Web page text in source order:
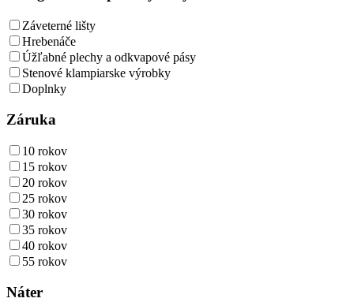
Záveterné lišty
Hrebenáče
Úžľabné plechy a odkvapové pásy
Stenové klampiarske výrobky
Doplnky
Záruka
10 rokov
15 rokov
20 rokov
25 rokov
30 rokov
35 rokov
40 rokov
55 rokov
Náter